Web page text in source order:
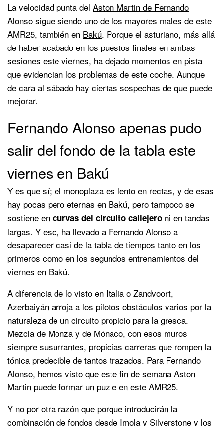
La velocidad punta del Aston Martin de Fernando
Alonso sigue siendo uno de los mayores males de este
AMR25, también en Bakú. Porque el asturiano, más allá
de haber acabado en los puestos finales en ambas
sesiones este viernes, ha dejado momentos en pista
que evidencian los problemas de este coche. Aunque
de cara al sábado hay ciertas sospechas de que puede
mejorar.
Fernando Alonso apenas pudo
salir del fondo de la tabla este
viernes en Bakú
Y es que sí; el monoplaza es lento en rectas, y de esas
hay pocas pero eternas en Bakú, pero tampoco se
sostiene en curvas del circuito callejero ni en tandas
largas. Y eso, ha llevado a Fernando Alonso a
desaparecer casi de la tabla de tiempos tanto en los
primeros como en los segundos entrenamientos del
viernes en Bakú.
A diferencia de lo visto en Italia o Zandvoort,
Azerbaiyán arroja a los pilotos obstáculos varios por la
naturaleza de un circuito propicio para la gresca.
Mezcla de Monza y de Mónaco, con esos muros
siempre susurrantes, propicias carreras que rompen la
tónica predecible de tantos trazados. Para Fernando
Alonso, hemos visto que este fin de semana Aston
Martin puede formar un puzle en este AMR25.
Y no por otra razón que porque introducirán la
combinación de fondos desde Imola y Silverstone y los